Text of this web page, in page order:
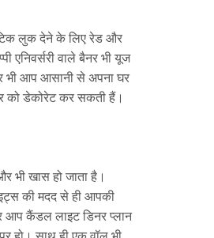
लुक देने के लिए रेड और
एनिवर्सरी वाले बैनर भी यूज
भी आप आसानी से अपना घर
को डेकोरेट कर सकती हैं।
भी खास हो जाता है।
की मदद से ही आपकी
आप कैंडल लाइट डिनर प्लान